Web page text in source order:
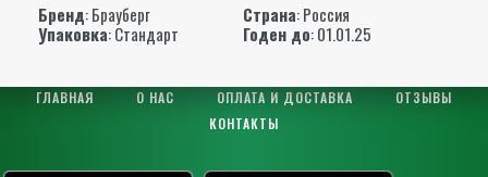
Бренд:Брауберг Страна: Россия
Упаковка: Стандарт Годен до: 01.01.25
ГЛАВНАЯ О НАС ОПЛАТА И ДОСТАВКА
ОТЗЫВЫ
КОНТАКТЫ